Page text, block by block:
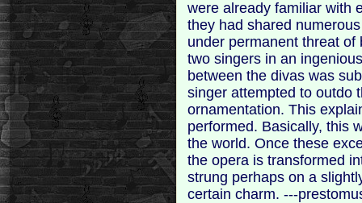
were already familiar with
they had shared
under permanent threat
two singers in an
between the divas was
singer attempted to outdo
ornamentation. This
performed. Basically, this
the world. Once these
the opera is transformed
strung perhaps on a
certain charm. ---